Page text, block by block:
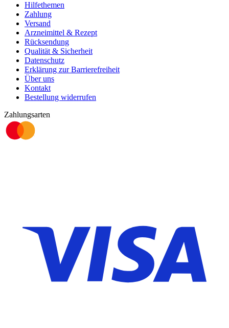
Hilfethemen
Zahlung
Versand
Arzneimittel & Rezept
Rücksendung
Qualität & Sicherheit
Datenschutz
Erklärung zur Barrierefreiheit
Über uns
Kontakt
Bestellung widerrufen
Zahlungsarten